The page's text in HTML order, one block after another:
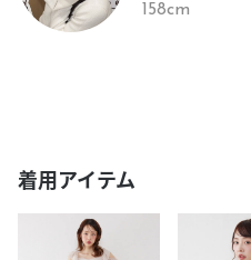
158cm
着用アイテム